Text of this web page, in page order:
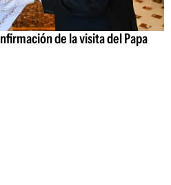
de la visita del Papa